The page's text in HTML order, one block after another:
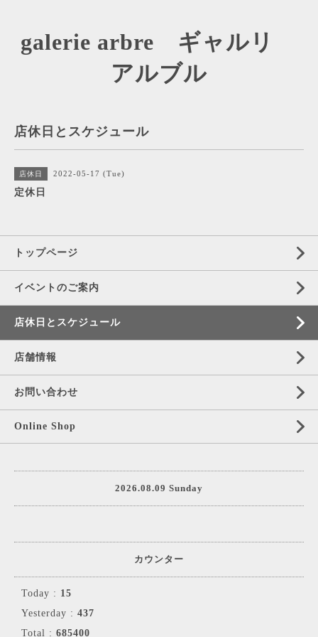
galerie arbre ギャルリ
アルブル
店休日とスケジュール
店休日 2022-05-17 (Tue)
定休日
トップページ
イベントのご案内
店休日とスケジュール
店舗情報
お問い合わせ
Online Shop
2026.08.09 Sunday
カウンター
Today : 15
Yesterday : 437
Total : 685400